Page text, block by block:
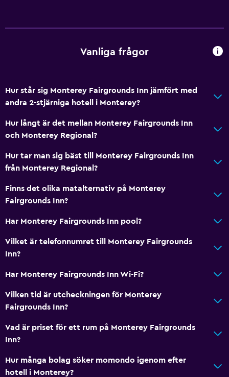
Toalett med stödhandtag
Restauranger
Kylskåp
Försäljningsautomat (snacks)
Tjänster och bekvämligheter
Nyckelkortsåtkomst
Expressutcheckning
Reception dygnet runt
Flat-screen TV
Tvättstuga
Vanliga frågor
Hur står sig Monterey Fairgrounds Inn jämfört med
andra 2-stjärniga hotell i Monterey?
Hur långt är det mellan Monterey Fairgrounds Inn
och Monterey Regional?
Hur tar man sig bäst till Monterey Fairgrounds Inn
från Monterey Regional?
Finns det olika matalternativ på Monterey
Fairgrounds Inn?
Har Monterey Fairgrounds Inn pool?
Vilket är telefonnumret till Monterey Fairgrounds
Inn?
Har Monterey Fairgrounds Inn Wi-Fi?
Vilken tid är utcheckningen för Monterey
Fairgrounds Inn?
Vad är priset för ett rum på Monterey Fairgrounds
Inn?
Hur många bolag söker momondo igenom efter
hotell i Monterey?